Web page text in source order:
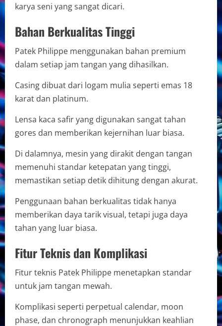
karya seni yang sangat dicari.
Bahan Berkualitas Tinggi
Patek Philippe menggunakan bahan premium
dalam setiap jam tangan yang dihasilkan.
Casing dibuat dari logam mulia seperti emas 18
karat dan platinum.
Lensa kaca safir yang digunakan sangat tahan
gores dan memberikan kejernihan luar biasa.
Di dalamnya, mesin yang dirakit dengan tangan
memenuhi standar ketepatan yang tinggi,
memastikan setiap detik dihitung dengan akurat.
Penggunaan bahan berkualitas tidak hanya
memberikan daya tarik visual, tetapi juga daya
tahan yang luar biasa.
Fitur Teknis dan Komplikasi
Fitur teknis Patek Philippe menetapkan standar
untuk jam tangan mewah.
Komplikasi seperti perpetual calendar, moon
phase, dan chronograph menunjukkan keahlian